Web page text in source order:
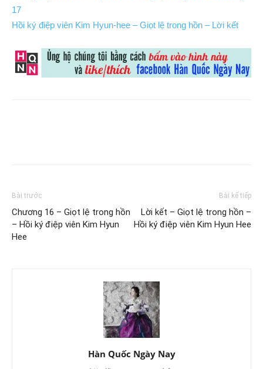
17
Hồi ký điệp viên Kim Hyun-hee – Giọt lệ trong hồn – Lời kết
Bài trước
Chương 16 – Giọt lệ trong hồn
– Hồi ký điệp viên Kim Hyun
Hee
Bài kế tiếp
Lời kết – Giọt lệ trong hồn –
Hồi ký điệp viên Kim Hyun Hee
Hàn Quốc Ngày Nay